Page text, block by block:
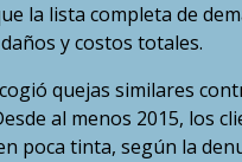
la lista completa de
y costos totales.
quejas similares
al menos 2015, los
poca tinta, según la